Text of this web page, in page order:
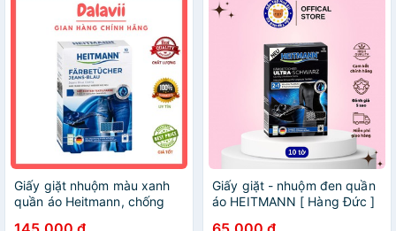
Giấy giặt nhuộm màu xanh
quần áo Heitmann, chống
Giấy giặt - nhuộm đen quần
áo HEITMANN [ Hàng Đức ]